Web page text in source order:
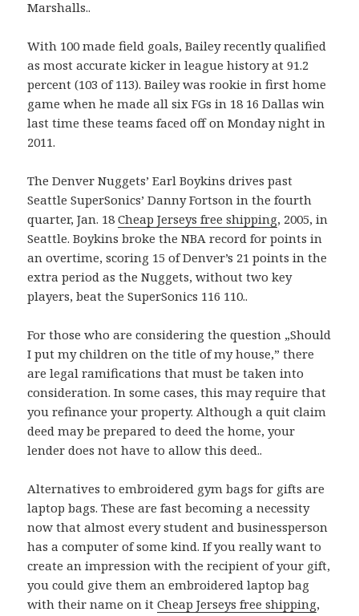
Marshalls..
With 100 made field goals, Bailey recently qualified
as most accurate kicker in league history at 91.2
percent (103 of 113). Bailey was rookie in first home
game when he made all six FGs in 18 16 Dallas win
last time these teams faced off on Monday night in
2011.
The Denver Nuggets’ Earl Boykins drives past
Seattle SuperSonics’ Danny Fortson in the fourth
quarter, Jan. 18Cheap Jerseys free shipping, 2005, in
Seattle. Boykins broke the NBA record for points in
an overtime, scoring 15 of Denver’s 21 points in the
extra period as the Nuggets, without two key
players, beat the SuperSonics 116 110..
For those who are considering the question „Should
I put my children on the title of my house,” there
are legal ramifications that must be taken into
consideration. In some cases, this may require that
you refinance your property. Although a quit claim
deed may be prepared to deed the home, your
lender does not have to allow this deed..
Alternatives to embroidered gym bags for gifts are
laptop bags. These are fast becoming a necessity
now that almost every student and businessperson
has a computer of some kind. If you really want to
create an impression with the recipient of your gift,
you could give them an embroidered laptop bag
with their name on itCheap Jerseys free shipping,